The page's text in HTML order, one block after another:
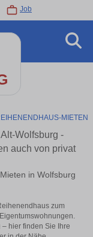
Job
MIETEN
Wolfsburg -
auch von privat
in Wolfsburg
zum
hier finden Sie Ihre